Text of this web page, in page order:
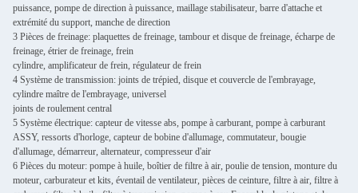
puissance, pompe de direction à puissance, maillage stabilisateur, barre d'attache et
extrémité du support, manche de direction
3 Pièces de freinage: plaquettes de freinage, tambour et disque de freinage, écharpe de
freinage, étrier de freinage, frein
cylindre, amplificateur de frein, régulateur de frein
4 Système de transmission: joints de trépied, disque et couvercle de l'embrayage,
cylindre maître de l'embrayage, universel
joints de roulement central
5 Système électrique: capteur de vitesse abs, pompe à carburant, pompe à carburant
ASSY, ressorts d'horloge, capteur de bobine d'allumage, commutateur, bougie
d'allumage, démarreur, alternateur, compresseur d'air
6 Pièces du moteur: pompe à huile, boîtier de filtre à air, poulie de tension, monture du
moteur, carburateur et kits, éventail de ventilateur, pièces de ceinture, filtre à air, filtre à